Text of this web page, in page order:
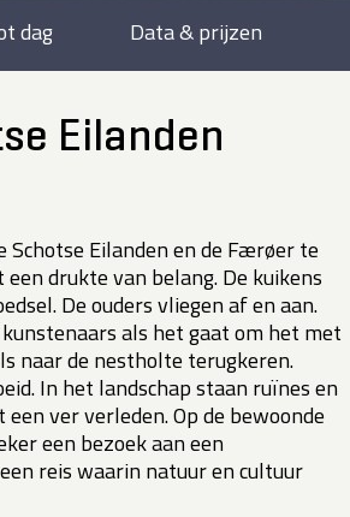
dag Data & prijzen
Eilanden
Schotse Eilanden en de Færøer te
drukte van belang. De kuikens
De ouders vliegen af en aan.
als het gaat om het met
naar de nestholte terugkeren.
In het landschap staan ruïnes en
ver verleden. Op de bewoonde
een bezoek aan een
reis waarin natuur en cultuur